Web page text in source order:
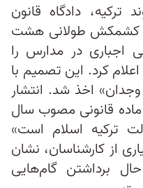
دادگاه قانون
کشمکش طولانی هشت
اجباری در مدارس را
کرد. این تصمیم با
اخذ شد. انتشار
قانونی مصوب سال
ترکیه اسلام است»
از کارشناسان، نشان
برداشتن گام‌هایی